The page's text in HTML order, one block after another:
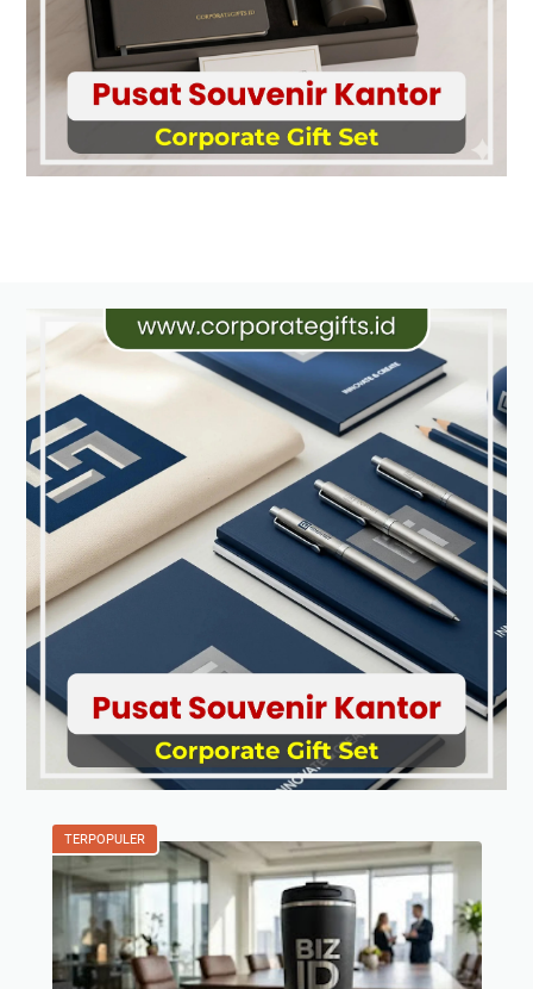
TERPOPULER